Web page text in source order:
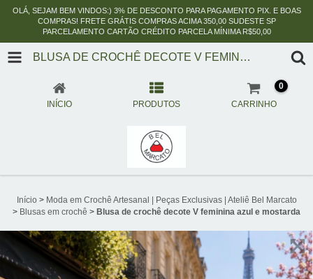
OLÁ, SEJAM BEM VINDOS:) 3% DE DESCONTO PARA PAGAMENTO PIX. E BOAS
COMPRAS! FRETE GRÁTIS COMPRAS ACIMA 350,00 SUDESTE SP
PARCELAMENTO CARTÃO CRÉDITO PARCELA MÍNIMA R$50,00
BLUSA DE CROCHÊ DECOTE V FEMININA AZUL E MOSTARDA
INÍCIO PRODUTOS CARRINHO
0
Início > Moda em Crochê Artesanal | Peças Exclusivas | Ateliê Bel Marcato
> Blusas em crochê > Blusa de crochê decote V feminina azul e mostarda